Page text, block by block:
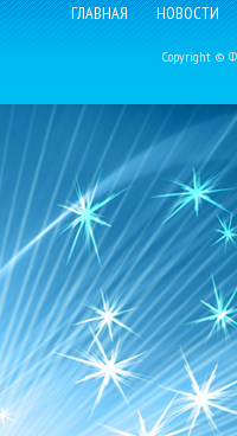
ГЛАВНАЯ НОВОСТИ
Copyright ©